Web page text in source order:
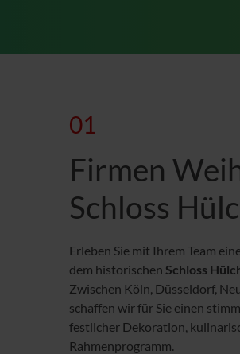
01
Firmen
Schloss
Erleben Sie mit Ihrem Team
dem historischen Schloss
Zwischen Köln, Düsseldorf,
schaffen wir für Sie einen
festlicher Dekoration,
Rahmenprogramm.